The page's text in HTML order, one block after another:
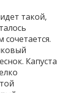
такой,
Капуста